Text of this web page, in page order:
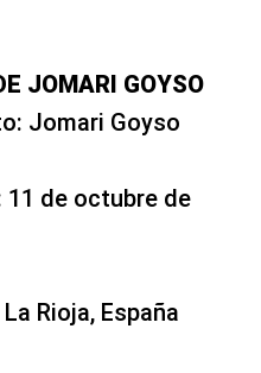
JOMARI GOYSO
Jomari Goyso
11 de octubre de
Rioja, España